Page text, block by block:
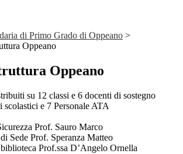
di Primo Grado di Oppeano >
Oppeano
Oppeano
su 12 classi e 6 docenti di sostegno
scolastici e 7 Personale ATA
Prof. Sauro Marco
Sede Prof. Speranza Matteo
Prof.ssa D’Angelo Ornella